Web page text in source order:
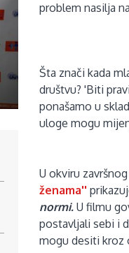
problem nasilja
Šta znači kada
društvu?'Biti
ponašamo u
uloge mogu
U okviru
ženama''
normi.U filmu
postavljali sebi i
mogu desiti kroz